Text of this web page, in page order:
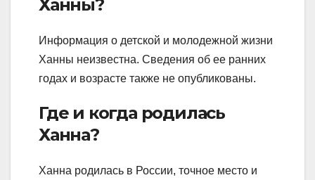
Ханны?
Информация о детской и молодежной жизни
Ханны неизвестна. Сведения об ее ранних
годах и возрасте также не опубликованы.
Где и когда родилась
Ханна?
Ханна родилась в России, точное место и